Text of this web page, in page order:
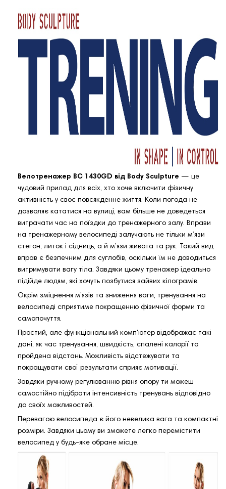
Велотренажер BC 1430GD від Body Sculpture — це
чудовий прилад для всіх, хто хоче включити фізичну
активність у своє повсякденне життя. Коли погода не
дозволяє кататися на вулиці, вам більше не доведеться
витрачати час на поїздки до тренажерного залу. Вправи
на тренажерному велосипеді залучають не тільки м’язи
стегон, литок і сідниць, а й м’язи живота та рук. Такий вид
вправ є безпечним для суглобів, оскільки їм не доводиться
витримувати вагу тіла. Завдяки цьому тренажер ідеально
підійде людям, які хочуть позбутися зайвих кілограмів.
Окрім зміцнення м’язів та зниження ваги, тренування на
велосипеді сприятиме покращенню фізичної форми та
самопочуття.
Простий, але функціональний комп'ютер відображає такі
дані, як час тренування, швидкість, спалені калорії та
пройдена відстань. Можливість відстежувати та
покращувати свої результати сприяє мотивації.
Завдяки ручному регулюванню рівня опору ти можеш
самостійно підібрати інтенсивність тренувань відповідно
до своїх можливостей.
Перевагою велосипеда є його невелика вага та компактні
розміри. Завдяки цьому ви зможете легко перемістити
велосипед у будь-яке обране місце.